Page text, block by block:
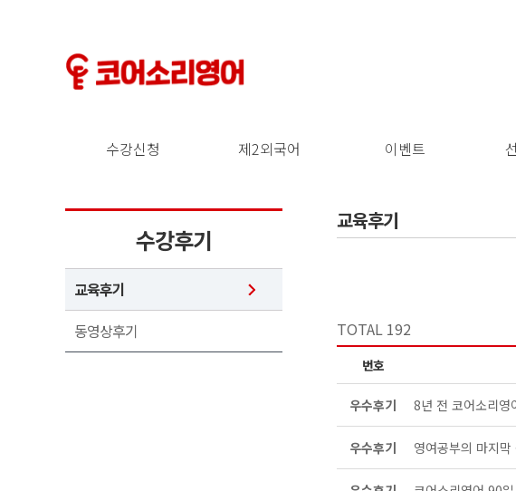
수강신청 제2외국어 이벤트
수강후기
교육후기
동영상후기
교육후기
TOTAL 192
번호
우수후기 8년 전 코어소리영
우수후기 영여공부의 마지